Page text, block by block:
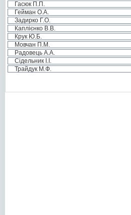
Гасюк П.П.
Гейман О.А.
Задирко Г.О.
Каплієнко В.В.
Крук Ю.Б.
Мовчан П.М.
Радовець А.А.
Сідельник І.І.
Трайдук М.Ф.